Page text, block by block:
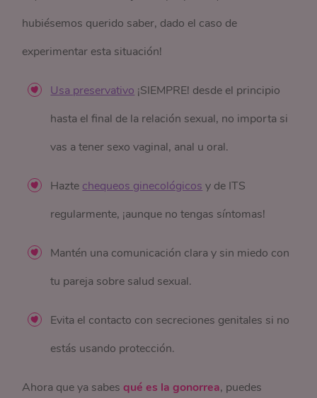
hubiésemos querido saber, dado el caso de
experimentar esta situación!
Usa preservativo ¡SIEMPRE! desde el principio
hasta el final de la relación sexual, no importa si
vas a tener sexo vaginal, anal u oral.
Hazte chequeos ginecológicos y de ITS
regularmente, ¡aunque no tengas síntomas!
Mantén una comunicación clara y sin miedo con
tu pareja sobre salud sexual.
Evita el contacto con secreciones genitales si no
estás usando protección.
Ahora que ya sabesqué es la gonorrea, puedes